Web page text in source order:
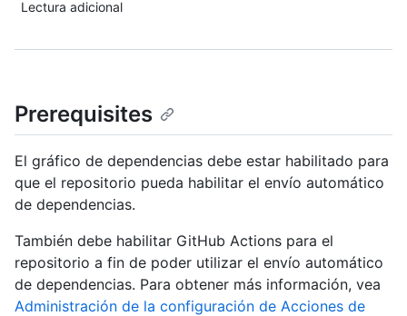
Lectura adicional
Prerequisites
El gráfico de dependencias debe estar habilitado para
que el repositorio pueda habilitar el envío automático
de dependencias.
También debe habilitar GitHub Actions para el
repositorio a fin de poder utilizar el envío automático
de dependencias. Para obtener más información, vea
Administración de la configuración de Acciones de